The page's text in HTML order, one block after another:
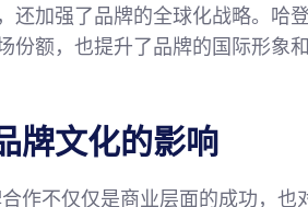
还加强了品牌的全球化战略。哈
份额，也提升了品牌的国际形象和
牌文化的影响
作不仅仅是商业层面的成功，